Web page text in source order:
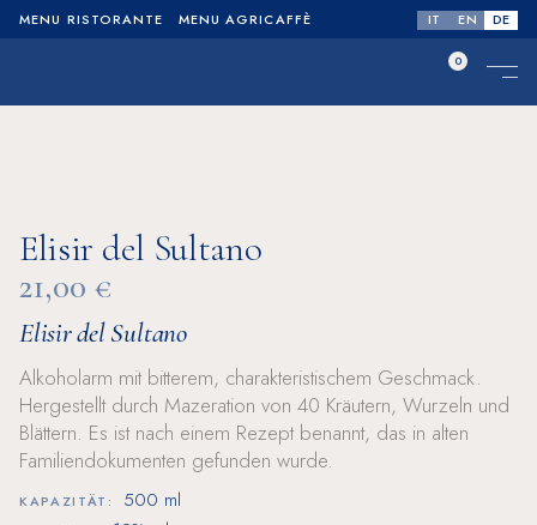
MENU RISTORANTE MENU AGRICAFFÈ IT EN DE
0
Elisir del Sultano
21,00 €
Elisir del Sultano
Alkoholarm mit bitterem, charakteristischem Geschmack.
Hergestellt durch Mazeration von 40 Kräutern, Wurzeln und
Blättern. Es ist nach einem Rezept benannt, das in alten
Familiendokumenten gefunden wurde.
KAPAZITÄT: 500 ml